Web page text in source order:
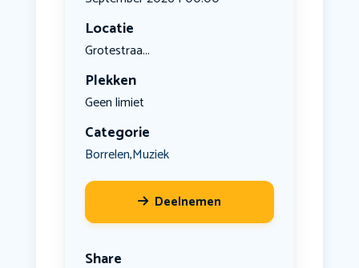
Locatie
Grotestraa...
Plekken
Geen limiet
Categorie
Borrelen,Muziek
Deelnemen
Share